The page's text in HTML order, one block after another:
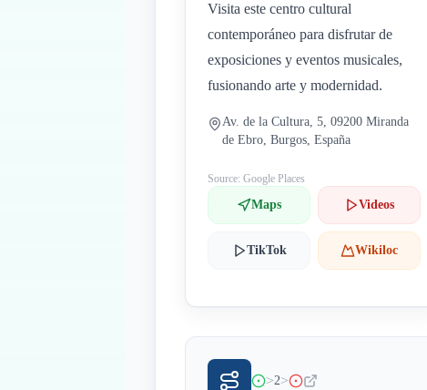
Visita este centro cultural
contemporáneo para disfrutar de
exposiciones y eventos musicales,
fusionando arte y modernidad.
Av. de la Cultura, 5, 09200 Miranda
de Ebro, Burgos, España
Source: Google Places
Maps Videos
TikTok Wikiloc
>2>